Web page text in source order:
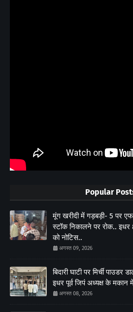
Popular
मूंग खरीदी में गड़बड़ी- 5 पर
स्टॉक निकालने पर रोक..
को नोटिस..
अगस्त 09, 2026
बिदारी घाटी पर मिर्ची
इधर पूर्व जिपं अध्यक्ष के मकान
अगस्त 08, 2026